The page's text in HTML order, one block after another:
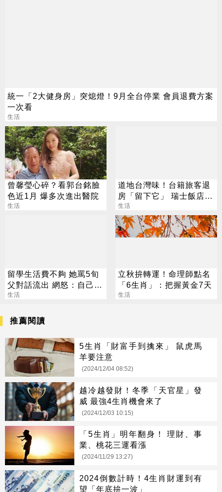
統一「2大健身房」突熄燈！9月全台停業 會員退費方案
一次看
生活
曾馨瑩心碎？看郭台銘臉
色近1月 爆多次進出醫院
生活
道地台灣味！台籍旅客退
房「留下它」 瑞士飯店員
工吃上癮
生活
留學生活費不夠 她罵5旬
父對話流出 網怒：自己不
能賺？
生活
立秋拚轉運！命理師點名
「6生肖」：把握黃金7天
生活
推薦閱讀
5生肖「財富手到擒來」 鼠虎馬
羊要注意
(2024/12/04 08:52)
越冷越發財！冬季「天官星」發
威 最強4生肖機會來了
(2024/12/03 10:15)
「5生肖」明年翻身！ 理財、事
業、桃花三運看漲
(2024/11/29 13:27)
2024倒數計時！4生肖財運到有
望「年底拚一波」